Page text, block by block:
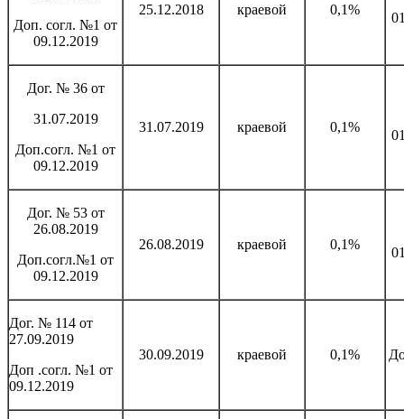
Доп. согл. №1 от
09.12.2019
25.12.2018 краевой 0,1%
Дог. № 36 от
31.07.2019
Доп.согл. №1 от
09.12.2019
31.07.2019 краевой 0,1%
Дог. № 53 от
26.08.2019
Доп.согл.№1 от
09.12.2019
26.08.2019 краевой 0,1%
Дог. № 114 от
27.09.2019
Доп .согл. №1 от
09.12.2019
30.09.2019 краевой 0,1%